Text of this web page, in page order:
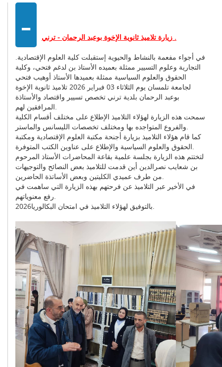
- زيارة تلاميذ ثانوية الإخوة بوعبد الرحمان - ترني .
في أجواء مفعمة بالنشاط والحيوية إستقبلت كلية العلوم الإقتصادية.
التجارية وعلوم التسيير ممثلة بعميده الأستاذ بن لدغم فتحي، وكلية
الحقوق والعلوم السياسية ممثلة بعميدها الأستاذ أوهيب فتحي
لجامعة تلمسان يوم الثلاثاء 03 فبراير 2026 تلاميذ ثانوية الإخوة
بوعبد الرحمان بلدية ترني تخصص تسيير واقتصاد والأستاذة
المرافقين لهم.
سمحت هذه الزيارة لهؤلاء التلاميذ الإطلاع على مختلف أقسام الكلية
والفروع المتواجده بها ومختلف تخصصات الليسانس والماستر.
كما قام هؤلاء التلاميذ بزيارة أجنحة مكتبة العلوم الإقتصادية ومكتبة
الحقوق والعلوم السياسية والإطلاع على عناوين الكتب المتوفرة.
لتختتم هذه الزيارة بجلسة علمية بقاعة المحاضرات الأستاذ المرحوم
بن شعايب نصرالدين أين قدمت للتلاميذ بعض النصائح والتوجيهات
من طرف عميدي الكليتين وبعض الأساتذة الحاضرين.
في الأخير عبر التلاميذ عن فرحتهم بهذه الزيارة التي ساهمت في
رفع معنوياتهم.
بالتوفيق لهؤلاء التلاميذ في امتحان البكالوريا2026.